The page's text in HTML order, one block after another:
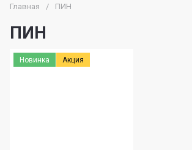
Главная / ПИН
ПИН
Новинка Акция